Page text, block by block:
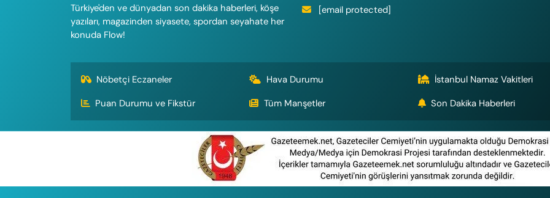
Türkiye'den ve dünyadan son dakika haberleri, köşe
yazıları, magazinden siyasete, spordan seyahate her
konuda Flow!
[email protected]
Nöbetçi Eczaneler Hava Durumu
İstanbul Namaz Vakitleri
Puan Durumu ve Fikstür
Tüm Manşetler Son Dakika Haberleri